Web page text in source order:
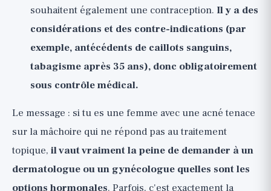
souhaitent également une contraception. Il y a des
considérations et des contre-indications (par
exemple, antécédents de caillots sanguins,
tabagisme après 35 ans), donc obligatoirement
sous contrôle médical.
Le message : si tu es une femme avec une acné tenace
sur la mâchoire qui ne répond pas au traitement
topique, il vaut vraiment la peine de demander à un
dermatologue ou un gynécologue quelles sont les
options hormonales. Parfois, c'est exactement la